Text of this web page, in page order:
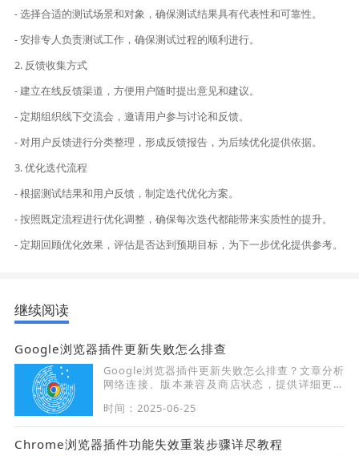
- 选择合适的测试场景和对象，确保测试结果具有代表性和可靠性。
- 安排专人负责测试工作，确保测试过程的顺利进行。
2. 反馈收集方式
- 建立在线反馈渠道，方便用户随时提出意见和建议。
- 定期组织线下交流会，邀请用户参与讨论和反馈。
- 对用户反馈进行分类整理，形成反馈报告，为后续优化提供依据。
3. 优化迭代流程
- 根据测试结果和用户反馈，制定迭代优化方案。
- 按照既定流程进行优化调整，确保每次迭代都能带来实质性的提升。
- 定期回顾优化效果，评估是否达到预期目标，为下一步优化提供参考。
继续阅读
Google浏览器插件更新失败怎么排查
Google浏览器插件更新失败怎么排查？文章分析
网络连接、版本兼容及商店状态，提供详细更新
时间：2025-06-25
Chrome浏览器插件功能失效重装步骤详尽教程